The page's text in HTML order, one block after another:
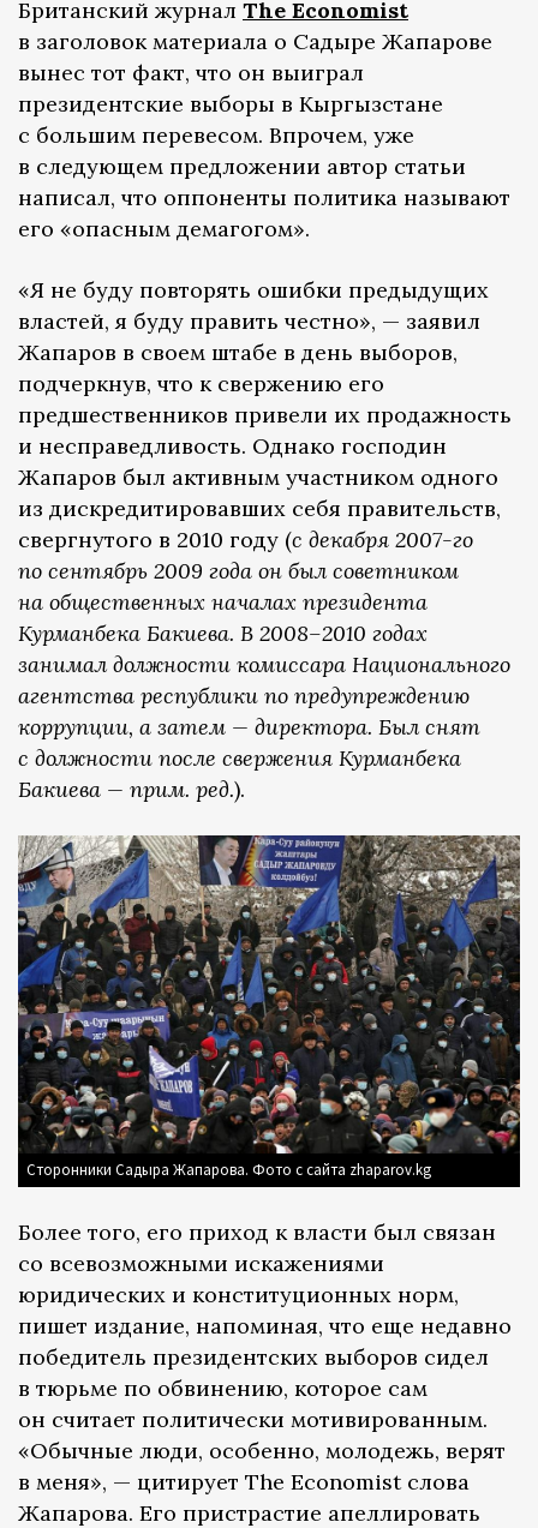
Британский журнал The Economist
в заголовок материала о Садыре Жапарове
вынес тот факт, что он выиграл
президентские выборы в Кыргызстане
с большим перевесом. Впрочем, уже
в следующем предложении автор статьи
написал, что оппоненты политика называют
его «опасным демагогом».
«Я не буду повторять ошибки предыдущих
властей, я буду править честно», — заявил
Жапаров в своем штабе в день выборов,
подчеркнув, что к свержению его
предшественников привели их продажность
и несправедливость. Однако господин
Жапаров был активным участником одного
из дискредитировавших себя правительств,
свергнутого в 2010 году (с декабря 2007-го
по сентябрь 2009 года он был советником
на общественных началах президента
Курманбека Бакиева. В 2008–2010 годах
занимал должности комиссара Национального
агентства республики по предупреждению
коррупции, а затем — директора. Был снят
с должности после свержения Курманбека
Бакиева — прим. ред.).
Сторонники Садыра Жапарова. Фото с сайта zhaparov.kg
Более того, его приход к власти был связан
со всевозможными искажениями
юридических и конституционных норм,
пишет издание, напоминая, что еще недавно
победитель президентских выборов сидел
в тюрьме по обвинению, которое сам
он считает политически мотивированным.
«Обычные люди, особенно, молодежь, верят
в меня», — цитирует The Economist слова
Жапарова. Его пристрастие апеллировать